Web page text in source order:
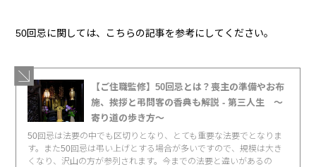
50回忌に関しては、こちらの記事を参考にしてください。
【ご住職監修】50回忌とは？喪主の準備やお布
施、挨拶と弔問客の香典も解説 - 第三人生 〜
寄り道の歩き方〜
50回忌は法要の中でも区切りとなり、とても重要な法要でとなりま
す。また50回忌は弔い上げとする場合が多いですので、規模は大き
くなり、沢山の方が参列されます。今までの法要と違いがあるの